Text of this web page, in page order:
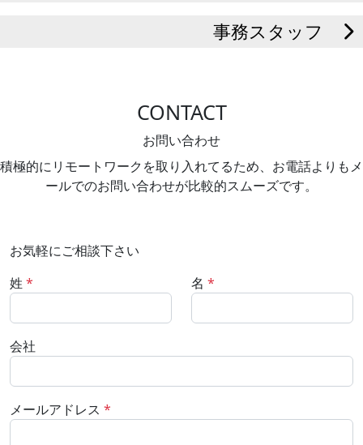
事務スタッフ
CONTACT
お問い合わせ
積極的にリモートワークを取り入れてるため、お電話よりもメ
ールでのお問い合わせが比較的スムーズです。
お気軽にご相談下さい
姓 * 名 *
会社
メールアドレス *